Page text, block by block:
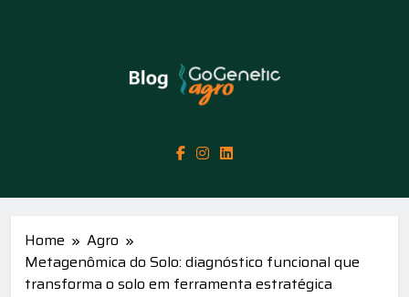
GoGenetic Agro
Inovação Em Genética, Biotecnologia E
Home
Agro
Metagenômica do Solo: diagnóstico funcional que
transforma o solo em ferramenta estratégica